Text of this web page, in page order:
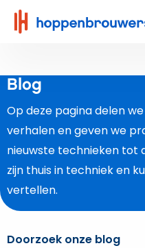
Hoppenbrouwers
|
leeft
Blog
Op deze pagina delen
verhalen en geven we
nieuwste technieken tot
zijn thuis in techniek en
vertellen.
Doorzoek onze blog